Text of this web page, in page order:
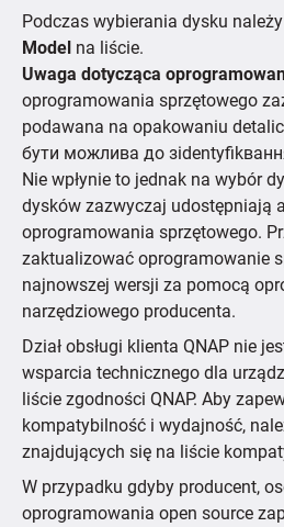
Szukaj wg urządzenia
Obsługiwane kamery IP
Podczas wybierania dysku
Model na liście.
Uwaga dotycząca
oprogramowania sprzętowego
podawana na opakowaniu
бути можлива до
Nie wpłynie to jednak na wybór
dysków zazwyczaj udostępniają
oprogramowania sprzętowego.
zaktualizować oprogramowanie
najnowszej wersji za pomocą
narzędziowego producenta.
Dział obsługi klienta QNAP nie
wsparcia technicznego dla
liście zgodności QNAP. Aby
kompatybilność i wydajność,
znajdujących się na liście
W przypadku gdyby producent,
oprogramowania open source